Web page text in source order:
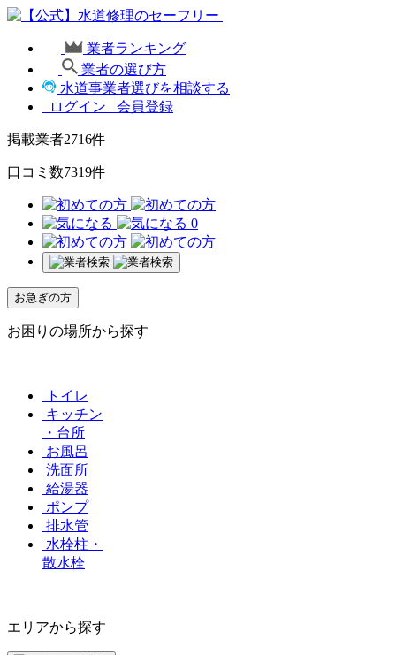
業者ランキング
業者の選び方
水道事業者選びを相談する
ログイン
会員登録
掲載業者2716件
口コミ数7319件
0
お急ぎの方
お困りの場所から探す
トイレ
キッチン
・台所
お風呂
洗面所
給湯器
ポンプ
排水管
水栓柱・
散水栓
エリアから探す